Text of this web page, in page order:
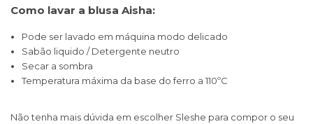
Como lavar a blusa Aisha:
Pode ser lavado em máquina modo delicado
Sabão liquido / Detergente neutro
Secar a sombra
Temperatura máxima da base do ferro a 110ºC
Não tenha mais dúvida em escolher Sleshe para compor o seu